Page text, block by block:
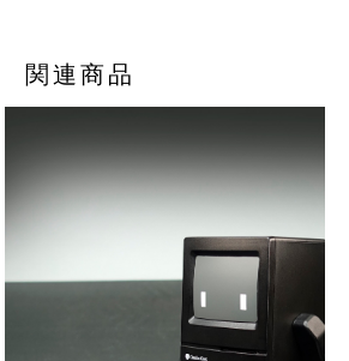
関連商品